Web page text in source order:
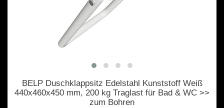
BELP Duschklappsitz Edelstahl Kunststoff Weiß
440x460x450 mm, 200 kg Traglast für Bad & WC >>
zum Bohren